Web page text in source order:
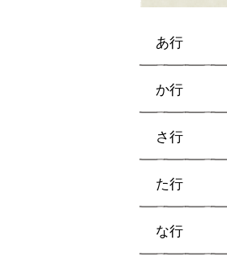
あ行
か行
さ行
た行
な行